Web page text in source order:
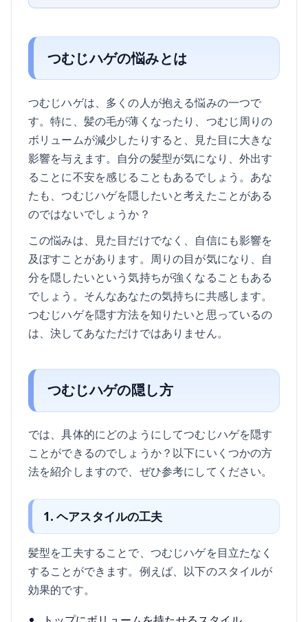
つむじハゲの悩みとは
つむじハゲは、多くの人が抱える悩みの一つで
す。特に、髪の毛が薄くなったり、つむじ周りの
ボリュームが減少したりすると、見た目に大きな
影響を与えます。自分の髪型が気になり、外出す
ることに不安を感じることもあるでしょう。あな
たも、つむじハゲを隠したいと考えたことがある
のではないでしょうか？
この悩みは、見た目だけでなく、自信にも影響を
及ぼすことがあります。周りの目が気になり、自
分を隠したいという気持ちが強くなることもある
でしょう。そんなあなたの気持ちに共感します。
つむじハゲを隠す方法を知りたいと思っているの
は、決してあなただけではありません。
つむじハゲの隠し方
では、具体的にどのようにしてつむじハゲを隠す
ことができるのでしょうか？以下にいくつかの方
法を紹介しますので、ぜひ参考にしてください。
1. ヘアスタイルの工夫
髪型を工夫することで、つむじハゲを目立たなく
することができます。例えば、以下のスタイルが
効果的です。